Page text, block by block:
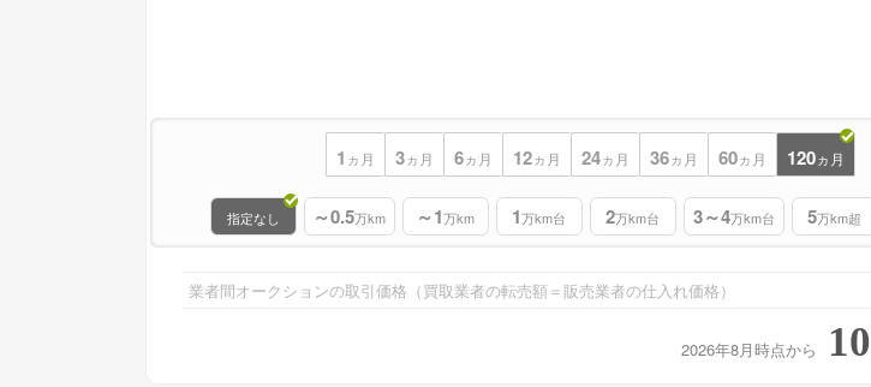
1 ヵ月 3ヵ月 6ヵ月 12ヵ月 24ヵ月 36ヵ月 60ヵ月 120ヵ月
指定なし ～0.5万km ～1万km 1万km台 2万km台 3～4万km台 5万km超
業者間オークションの取引価格（買取業者の転売額＝販売業者の仕入れ価格）
2026年8月時点から 10